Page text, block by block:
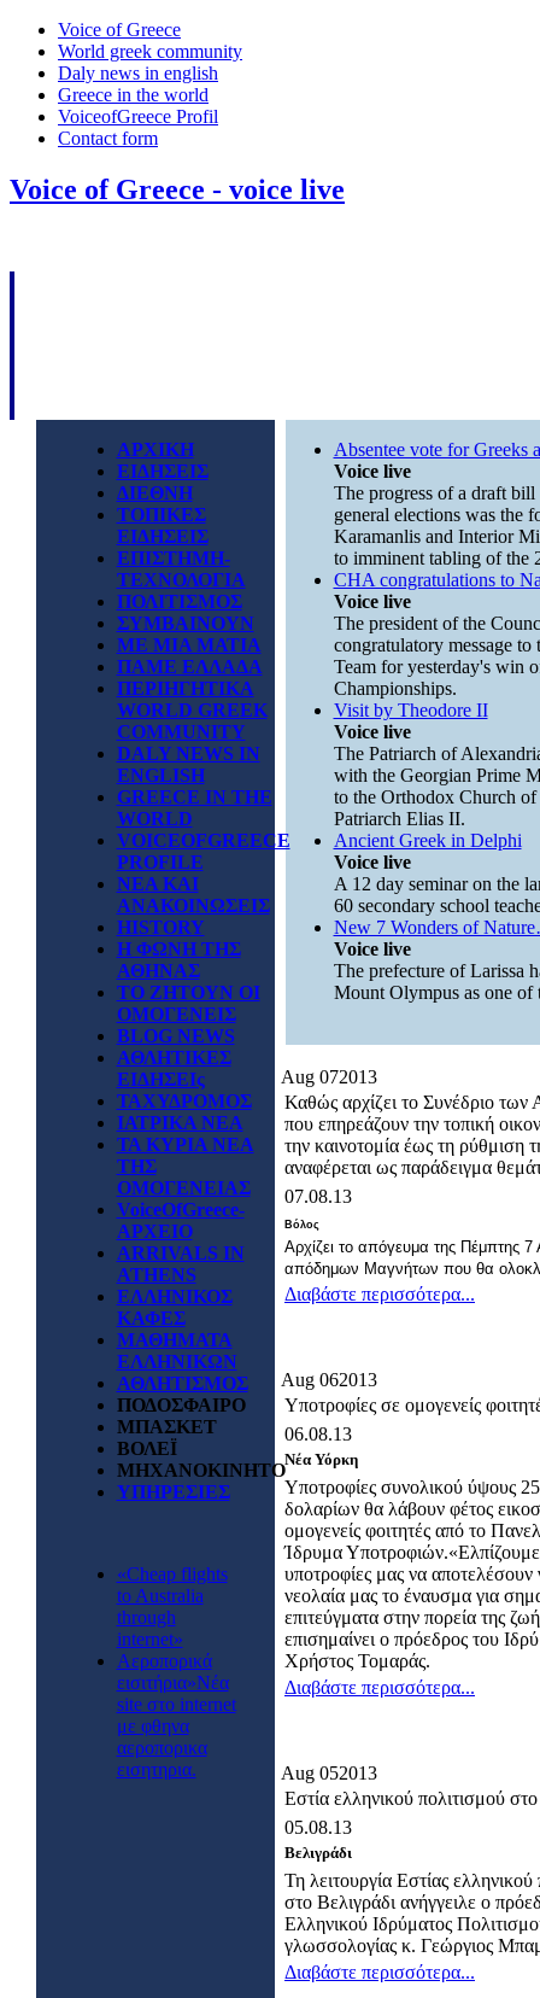
Voice of Greece
World greek community
Daly news in english
Greece in the world
VoiceofGreece Profil
Contact form
Voice of Greece - voice live
ΑΡΧΙΚΗ
ΕΙΔΗΣΕΙΣ
ΔΙΕΘΝΗ
ΤΟΠΙΚΕΣ
ΕΙΔΗΣΕΙΣ
ΕΠΙΣΤΗΜΗ-
ΤΕΧΝΟΛΟΓΙΑ
ΠΟΛΙΤΙΣΜΟΣ
ΣΥΜΒΑΙΝΟΥΝ
ΜΕ ΜΙΑ ΜΑΤΙΑ
ΠΑΜΕ ΕΛΛΑΔΑ
ΠΕΡΙΗΓΗΤΙΚΑ
WORLD GREEK
COMMUNITY
DALY NEWS IN
ENGLISH
GREECE IN THE
WORLD
VOICEOFGREECE
PROFILE
ΝΕΑ ΚΑΙ
ΑΝΑΚΟΙΝΩΣΕΙΣ
HISTORY
Η ΦΩΝΗ ΤΗΣ
ΑΘΗΝΑΣ
ΤΟ ΖΗΤΟΥΝ ΟΙ
ΟΜΟΓΕΝΕΙΣ
BLOG NEWS
ΑΘΛΗΤΙΚΕΣ
ΕΙΔΗΣΕΙς
ΤΑΧΥΔΡΟΜΟΣ
ΙΑΤΡΙΚΑ ΝΕΑ
ΤΑ ΚΥΡΙΑ ΝΕΑ
ΤΗΣ
ΟΜΟΓΕΝΕΙΑΣ
VoiceOfGreece-
ΑΡΧΕΙΟ
ARRIVALS IN
ATHENS
ΕΛΛΗΝΙΚΟΣ
ΚΑΦΕΣ
ΜΑΘΗΜΑΤΑ
ΕΛΛΗΝΙΚΩΝ
ΑΘΛΗΤΙΣΜΟΣ
ΠΟΔΟΣΦΑΙΡΟ
ΜΠΑΣΚΕΤ
ΒΟΛΕΪ
ΜΗΧΑΝΟΚΙΝΗΤΟ
ΥΠΗΡΕΣΙΕΣ
«Cheap flights
to Australia
through
internet»
Αεροπορικά
εισιτήρια»Νέα
site στο internet
με φθηνα
αεροπορικα
εισητηρια.
Absentee vote for Greeks
Voice live
The progress of a draft
general elections was the
Karamanlis and Interior
to imminent tabling of the
CHA congratulations to
Voice live
The president of the
congratulatory message
Team for yesterday's win
Championships.
Visit by Theodore II
Voice live
The Patriarch of
with the Georgian Prime
to the Orthodox Church
Patriarch Elias II.
Ancient Greek in Delphi
Voice live
A 12 day seminar on the
60 secondary school
New 7 Wonders of
Voice live
The prefecture of Larissa
Mount Olympus as one of
Aug 072013
Καθώς αρχίζει το Συνέδριο
που επηρεάζουν την τοπική
την καινοτομία έως τη
αναφέρεται ως παράδειγμα
07.08.13
Βόλος
Αρχίζει το απόγευμα της Πέμπτης
απόδημων Μαγνήτων που θα
Διαβάστε περισσότερα...
Aug 062013
Υποτροφίες σε ομογενείς
06.08.13
Νέα Υόρκη
Υποτροφίες συνολικού ύψους
δολαρίων θα λάβουν φέτος
ομογενείς φοιτητές από το
Ίδρυμα Υποτροφιών.«Ελπίζουμε
υποτροφίες μας να αποτελέσουν
νεολαία μας το έναυσμα για
επιτεύγματα στην πορεία της
επισημαίνει ο πρόεδρος του
Χρήστος Τομαράς.
Διαβάστε περισσότερα...
Aug 052013
Εστία ελληνικού πολιτισμού
05.08.13
Βελιγράδι
Τη λειτουργία Εστίας ελληνικού
στο Βελιγράδι ανήγγειλε ο
Ελληνικού Ιδρύματος
γλωσσολογίας κ. Γεώργιος
Διαβάστε περισσότερα...